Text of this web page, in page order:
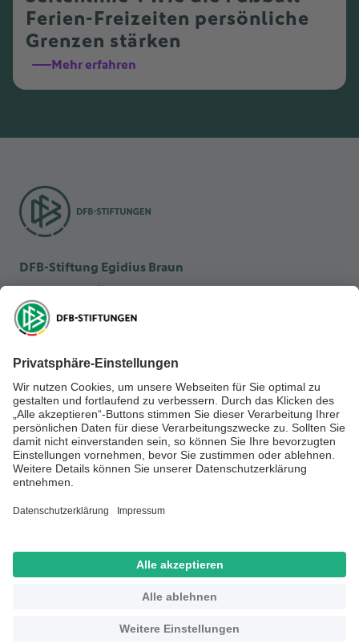
Ferien-Freizeiten persönliche
Grenzen stärken
Mehr erfahren
DFB-Stiftung Egidius Braun
DFB-Stiftung Sepp Herberger
NEWSLETTER ABONNIEREN
Anmelden
Datenschutz